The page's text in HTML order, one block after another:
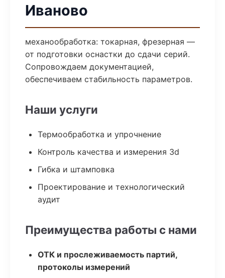
Иваново
механообработка: токарная, фрезерная —
от подготовки оснастки до сдачи серий.
Сопровождаем документацией,
обеспечиваем стабильность параметров.
Наши услуги
Термообработка и упрочнение
Контроль качества и измерения 3d
Гибка и штамповка
Проектирование и технологический
аудит
Преимущества работы с нами
ОТК и прослеживаемость партий,
протоколы измерений